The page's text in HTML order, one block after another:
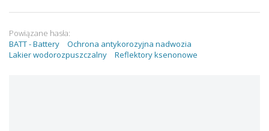
Powiązane hasła:
BATT - Battery
Ochrona antykorozyjna nadwozia
Lakier wodorozpuszczalny
Reflektory ksenonowe